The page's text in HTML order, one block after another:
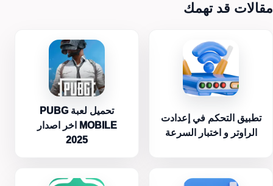
مقالات قد تهمك
تطبيق التحكم في إعدادت
الراوتر و اختبار السرعة
تحميل لعبة PUBG
MOBILE اخر اصدار
2025